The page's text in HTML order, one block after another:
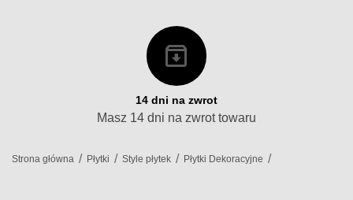
14 dni na zwrot
Masz 14 dni na zwrot towaru
Strona główna / Płytki / Style płytek / Płytki Dekoracyjne /